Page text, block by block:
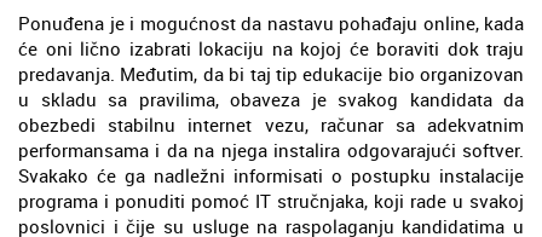
Ponuđena je i mogućnost da nastavu pohađaju online, kada
će oni lično izabrati lokaciju na kojoj će boraviti dok traju
predavanja. Međutim, da bi taj tip edukacije bio organizovan
u skladu sa pravilima, obaveza je svakog kandidata da
obezbedi stabilnu internet vezu, računar sa adekvatnim
performansama i da na njega instalira odgovarajući softver.
Svakako će ga nadležni informisati o postupku instalacije
programa i ponuditi pomoć IT stručnjaka, koji rade u svakoj
poslovnici i čije su usluge na raspolaganju kandidatima u